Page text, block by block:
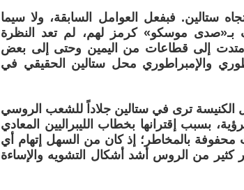
ستالين. فبفعل العوامل السابقة، ولا سيما
بـ«صدى موسكو» كرمز لهم، لم تعد النظرة
إمتدت إلى قطاعات من اليمين وحتى إلى بعض
والإمبراطوري محل ستالين الحقيقي في
الكنيسة ترى في ستالين جلاداً للشعب الروسي
بسبب إقترانها بخطاب الليبراليين المعادي
محفوفة بالمخاطر؛ إذ كان من السهل إتهام أي
كثير من الروس أشد أشكال التشويه والإساءة